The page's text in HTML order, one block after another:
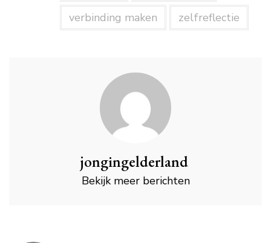
verbinding maken
zelfreflectie
jongingelderland
Bekijk meer berichten